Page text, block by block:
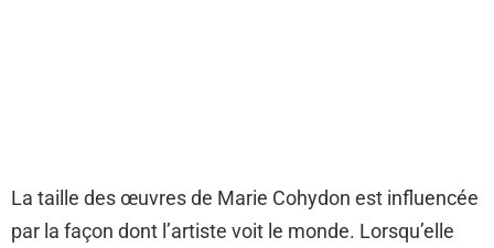
La taille des œuvres de Marie Cohydon est influencée
par la façon dont l’artiste voit le monde. Lorsqu’elle